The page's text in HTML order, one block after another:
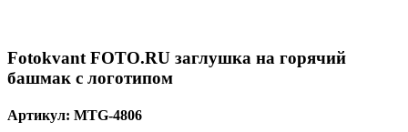
Fotokvant FOTO.RU заглушка на горячий
башмак с логотипом
Артикул: MTG-4806